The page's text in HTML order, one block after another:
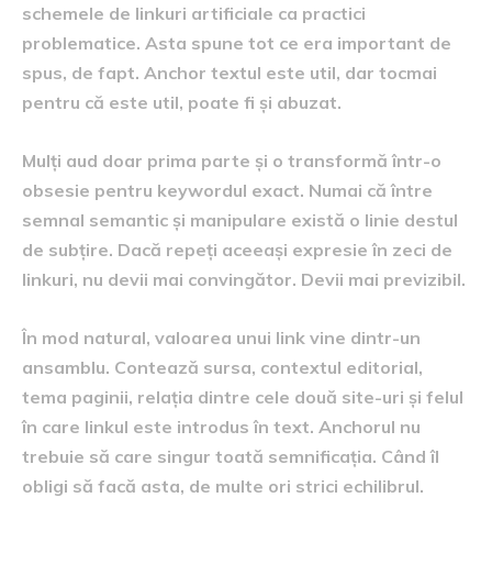
schemele de linkuri artificiale ca practici
problematice. Asta spune tot ce era important de
spus, de fapt. Anchor textul este util, dar tocmai
pentru că este util, poate fi și abuzat.
Mulți aud doar prima parte și o transformă într-o
obsesie pentru keywordul exact. Numai că între
semnal semantic și manipulare există o linie destul
de subțire. Dacă repeți aceeași expresie în zeci de
linkuri, nu devii mai convingător. Devii mai previzibil.
În mod natural, valoarea unui link vine dintr-un
ansamblu. Contează sursa, contextul editorial,
tema paginii, relația dintre cele două site-uri și felul
în care linkul este introdus în text. Anchorul nu
trebuie să care singur toată semnificația. Când îl
obligi să facă asta, de multe ori strici echilibrul.